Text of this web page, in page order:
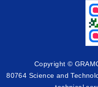
Copyright ©
80764 Science and